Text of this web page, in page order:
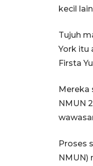
kecil
Tujuh
York itu
Firsta
Mereka
NMUN
Proses
NMUN)